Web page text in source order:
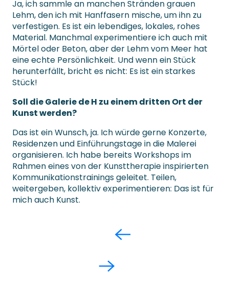
Ja, ich sammle an manchen Stränden grauen
Lehm, den ich mit Hanffasern mische, um ihn zu
verfestigen. Es ist ein lebendiges, lokales, rohes
Material. Manchmal experimentiere ich auch mit
Mörtel oder Beton, aber der Lehm vom Meer hat
eine echte Persönlichkeit. Und wenn ein Stück
herunterfällt, bricht es nicht: Es ist ein starkes
Stück!
Soll die Galerie de H zu einem dritten Ort der
Kunst werden?
Das ist ein Wunsch, ja. Ich würde gerne Konzerte,
Residenzen und Einführungstage in die Malerei
organisieren. Ich habe bereits Workshops im
Rahmen eines von der Kunsttherapie inspirierten
Kommunikationstrainings geleitet. Teilen,
weitergeben, kollektiv experimentieren: Das ist für
mich auch Kunst.